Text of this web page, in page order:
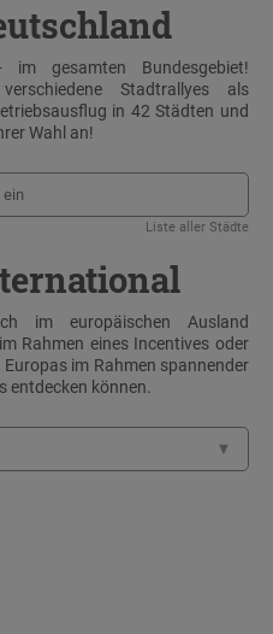
gesamten Bundesgebiet!
Stadtrallyes als
in 42 Städten und
Wahl an!
Liste aller Städte
im europäischen Ausland
Rahmen eines Incentives oder
im Rahmen spannender
entdecken können.